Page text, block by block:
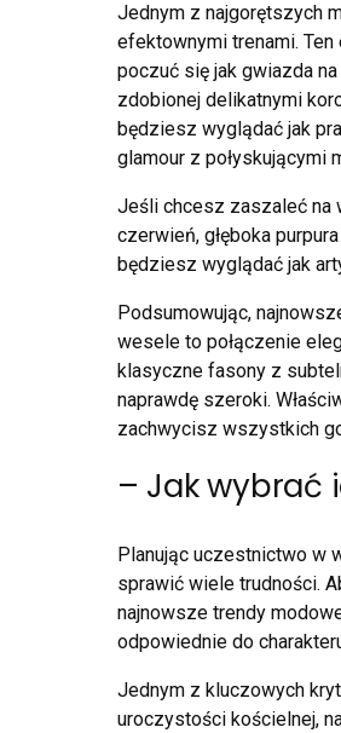
Jednym z najgorętszych
efektownymi trenami.
poczuć się jak gwiazda
zdobionej delikatnymi
będziesz wyglądać jak
glamour z połyskującymi
Jeśli chcesz zaszaleć na
czerwień, głęboka
będziesz wyglądać jak
Podsumowując,
wesele to połączenie
klasyczne fasony z
naprawdę szeroki.
zachwycisz wszystkich
– Jak wybrać
Planując uczestnictwo w
sprawić wiele trudności.
najnowsze trendy
odpowiednie do
Jednym z kluczowych
uroczystości kościelnej,